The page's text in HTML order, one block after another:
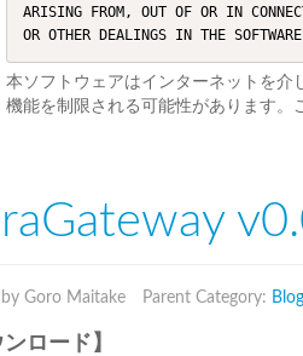
ARISING FROM, OUT OF OR IN
OR OTHER DEALINGS IN THE
本ソフトウェアはインターネットを
機能を制限される可能性があります。
Goro Maitake Parent Category: Blog
ンロード】